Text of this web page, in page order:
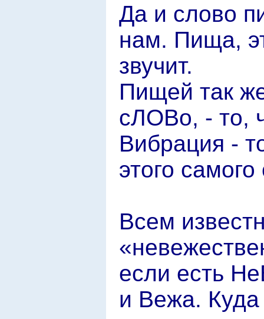
Да и слово
нам. Пища,
звучит.
Пищей так
сЛОВо, - то,
Вибрация -
этого
Всем
если есть
и Вежа. Куда